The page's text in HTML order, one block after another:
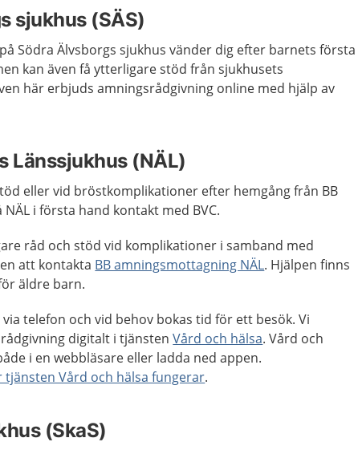
sjukhus (SÄS)
Södra Älvsborgs sjukhus vänder dig efter barnets första
kan även få ytterligare stöd från sjukhusets
här erbjuds amningsrådgivning online med hjälp av
Länssjukhus (NÄL)
eller vid bröstkomplikationer efter hemgång från BB
i första hand kontakt med BVC.
råd och stöd vid komplikationer i samband med
att kontakta BB amningsmottagning NÄL. Hjälpen finns
äldre barn.
telefon och vid behov bokas tid för ett besök. Vi
digitalt i tjänstenVård och hälsa. Vård och
i en webbläsare eller ladda ned appen.
tjänsten Vård och hälsa fungerar.
(SkaS)